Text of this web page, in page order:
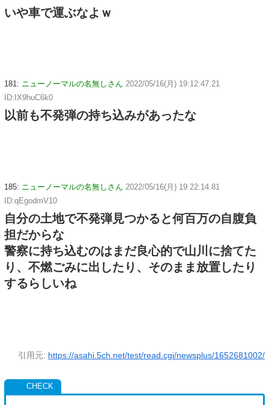
いや車で運ぶなよｗ
181: ニューノーマルの名無しさん 2022/05/16(月) 19:12:47.21
ID:IX9huC6k0
以前も不発弾の持ち込みがあったな
185: ニューノーマルの名無しさん 2022/05/16(月) 19:22:14.81
ID:qEgodmV10
自分の土地で不発弾見つかると何百万の自腹負
担だからな
警察に持ち込むのはまだ良心的で山川に捨てた
り、不燃ごみに出したり、そのまま放置したり
するらしいね
引用元: https://asahi.5ch.net/test/read.cgi/newsplus/1652681002/